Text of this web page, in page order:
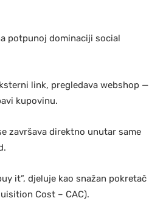
potpunoj dominaciji social
link, pregledava webshop —
kupovinu.
završava direktno unutar same
it”, djeluje kao snažan pokretač
Cost – CAC).